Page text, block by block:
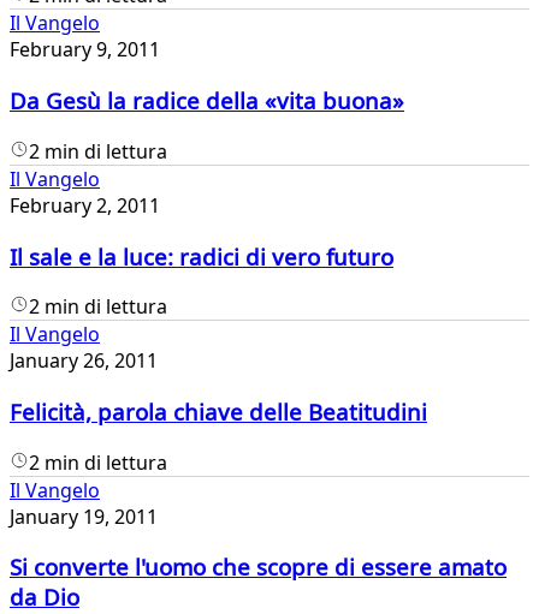
Il Vangelo
February 9, 2011
Da Gesù la radice della «vita buona»
2 min di lettura
Il Vangelo
February 2, 2011
Il sale e la luce: radici di vero futuro
2 min di lettura
Il Vangelo
January 26, 2011
Felicità, parola chiave delle Beatitudini
2 min di lettura
Il Vangelo
January 19, 2011
Si converte l'uomo che scopre di essere amato
da Dio